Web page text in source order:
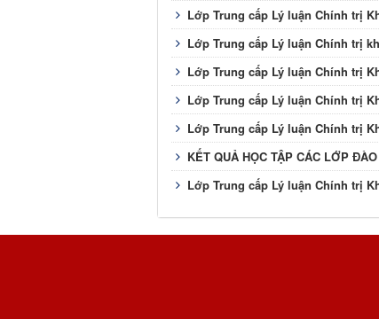
Lớp Trung cấp Lý luận Chính trị
Lớp Trung cấp Lý luận Chính trị
Lớp Trung cấp Lý luận Chính trị
Lớp Trung cấp Lý luận Chính trị
Lớp Trung cấp Lý luận Chính trị
KẾT QUẢ HỌC TẬP CÁC LỚP
Lớp Trung cấp Lý luận Chính trị